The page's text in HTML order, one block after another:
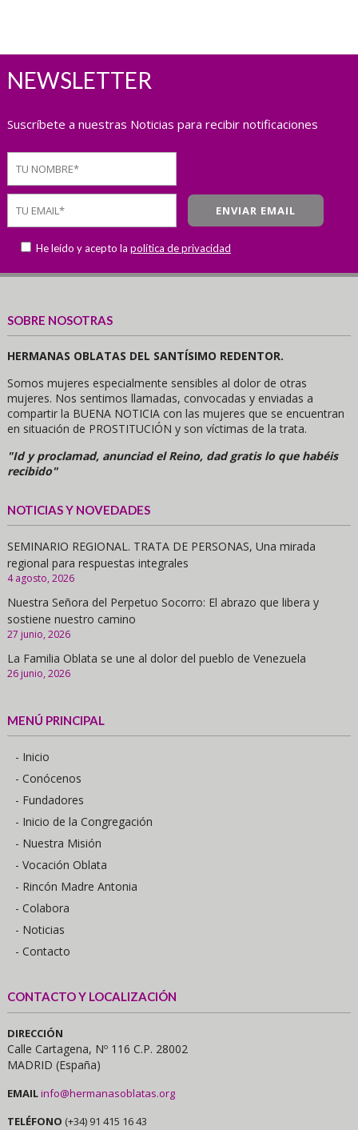
NEWSLETTER
Suscríbete a nuestras Noticias para recibir notificaciones
He leído y acepto la política de privacidad
SOBRE NOSOTRAS
HERMANAS OBLATAS DEL SANTÍSIMO REDENTOR.
Somos mujeres especialmente sensibles al dolor de otras
mujeres. Nos sentimos llamadas, convocadas y enviadas a
compartir la BUENA NOTICIA con las mujeres que se encuentran
en situación de PROSTITUCIÓN y son víctimas de la trata.
"Id y proclamad, anunciad el Reino, dad gratis lo que habéis
recibido"
NOTICIAS Y NOVEDADES
SEMINARIO REGIONAL. TRATA DE PERSONAS, Una mirada
regional para respuestas integrales
4 agosto, 2026
Nuestra Señora del Perpetuo Socorro: El abrazo que libera y
sostiene nuestro camino
27 junio, 2026
La Familia Oblata se une al dolor del pueblo de Venezuela
26 junio, 2026
MENÚ PRINCIPAL
- Inicio
- Conócenos
- Fundadores
- Inicio de la Congregación
- Nuestra Misión
- Vocación Oblata
- Rincón Madre Antonia
- Colabora
- Noticias
- Contacto
CONTACTO Y LOCALIZACIÓN
DIRECCIÓN
Calle Cartagena, Nº 116 C.P. 28002
MADRID (España)
EMAILinfo@hermanasoblatas.org
TELÉFONO (+34) 91 415 16 43